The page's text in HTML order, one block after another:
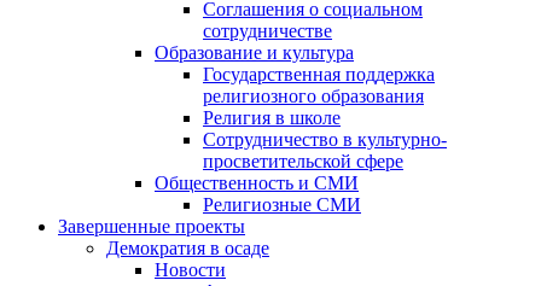
Соглашения о социальном
сотрудничестве
Образование и культура
Государственная поддержка
религиозного образования
Религия в школе
Сотрудничество в культурно-
просветительской сфере
Общественность и СМИ
Религиозные СМИ
Завершенные проекты
Демократия в осаде
Новости